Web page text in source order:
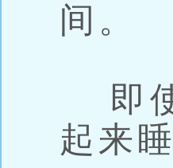
间。
即使
起来